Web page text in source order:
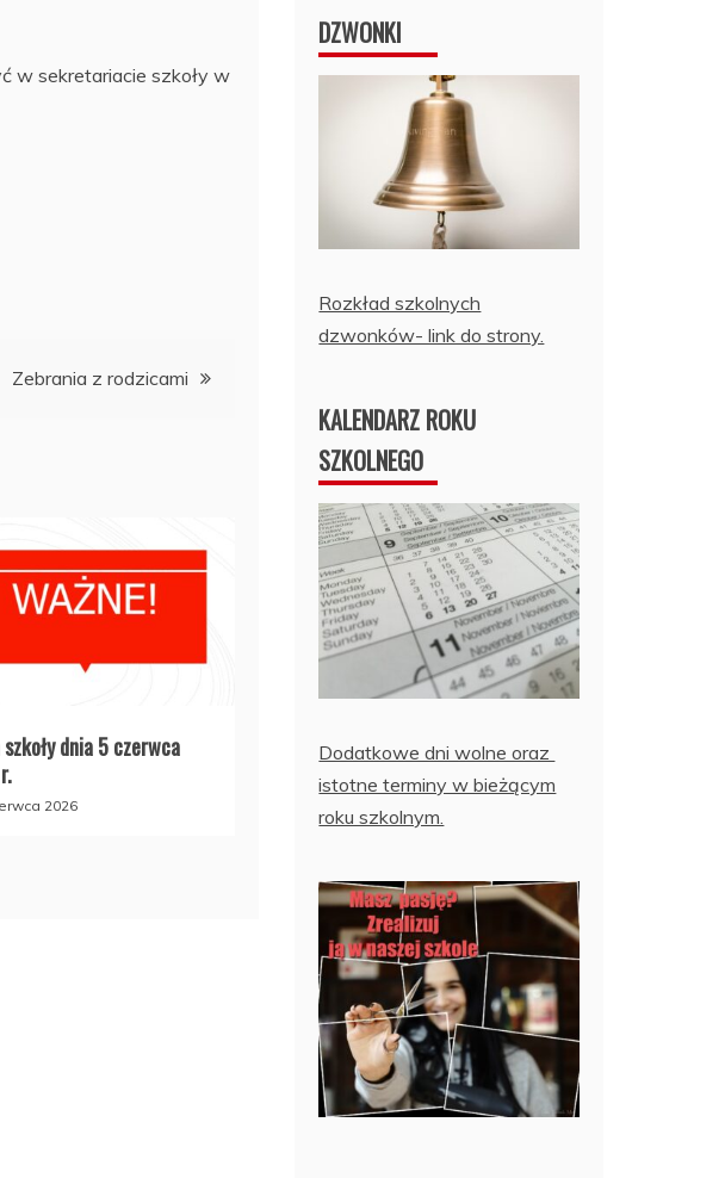
w sekretariacie szkoły w
Zebrania z rodzicami
dnia 5 czerwca
2026
DZWONKI
Rozkład szkolnych
dzwonków- link do strony.
KALENDARZ ROKU
SZKOLNEGO
Dodatkowe dni wolne oraz
istotne terminy w bieżącym
roku szkolnym.